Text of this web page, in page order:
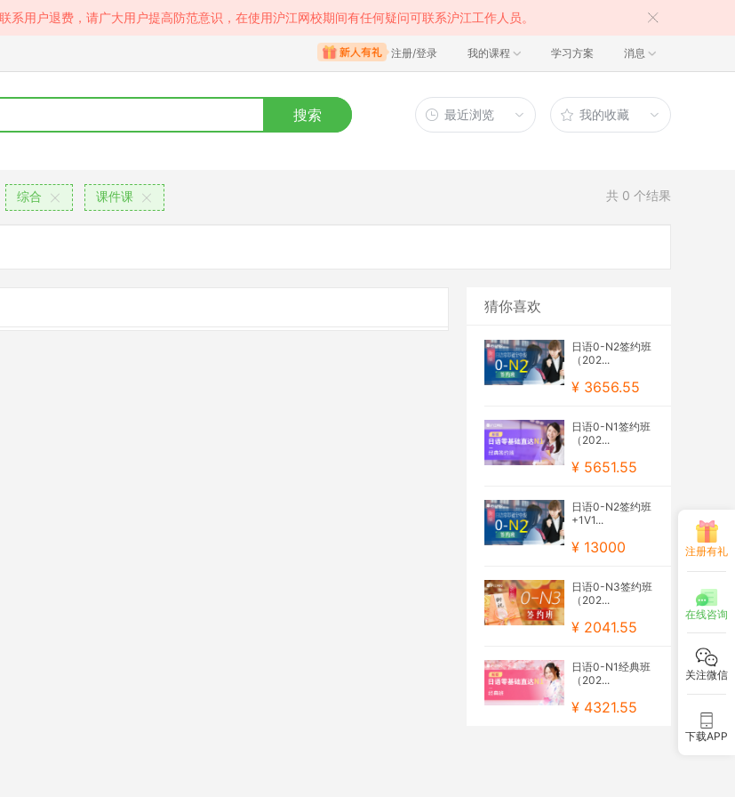
用户退费，请广大用户提高防范意识，在使用沪江网校期间有任何疑问可联系沪江工作人员。
注册/登录 我的课程 学习方案 消息
搜索 最近浏览 我的收藏
综合 课件课 共 0 个结果
猜你喜欢
日语0-N2签约班
（202...
¥ 3656.55
日语0-N1签约班
（202...
¥ 5651.55
日语0-N2签约班
+1V1...
¥ 13000
日语0-N3签约班
（202...
¥ 2041.55
日语0-N1经典班
（202...
¥ 4321.55
注册有礼
在线咨询
关注微信
下载APP